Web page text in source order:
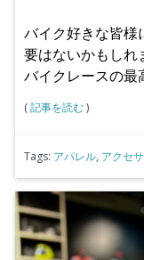
バイク好きな皆様
要はないかもしれ
バイクレースの最
(記事を読む)
Tags: アパレル, アクセ